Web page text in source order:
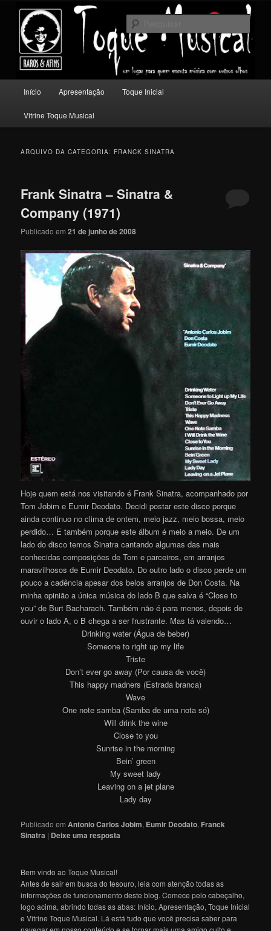
conteúdo
principal
conteúdo
secundário
Toque Musical
Um lugar para quem escuta música com outros olhos.
principal
Início Apresentação Toque Inicial
Vitrine Toque Musical
ARQUIVO DA CATEGORIA: FRANCK SINATRA
Frank Sinatra – Sinatra &
Company (1971)
Publicado em21 de junho de 2008
Hoje quem está nos visitando é Frank Sinatra, acompanhado por
Tom Jobim e Eumir Deodato. Decidi postar este disco porque
ainda continuo no clima de ontem, meio jazz, meio bossa, meio
perdido… E também porque este álbum é meio a meio. De um
lado do disco temos Sinatra cantando algumas das mais
conhecidas composições de Tom e parceiros, em arranjos
maravilhosos de Eumir Deodato. Do outro lado o disco perde um
pouco a cadência apesar dos belos arranjos de Don Costa. Na
minha opinião a única música do lado B que salva é “Close to
you” de Burt Bacharach. Também não é para menos, depois de
ouvir o lado A, o B chega a ser frustrante. Mas tá valendo…
Drinking water (Água de beber)
Someone to right up my life
Triste
Don’t ever go away (Por causa de você)
This happy madners (Estrada branca)
Wave
One note samba (Samba de uma nota só)
Will drink the wine
Close to you
Sunrise in the morning
Bein’ green
My sweet lady
Leaving on a jet plane
Lady day
Publicado em Antonio Carlos Jobim, Eumir Deodato, Franck
Sinatra | Deixe uma resposta
Bem vindo ao Toque Musical!
Antes de sair em busca do tesouro, leia com atenção todas as
informações de funcionamento deste blog. Comece pelo cabeçalho,
logo acima, abrindo todas as abas: Início, Apresentação, Toque Inicial
e Vitrine Toque Musical. Lá está tudo que você precisa saber para